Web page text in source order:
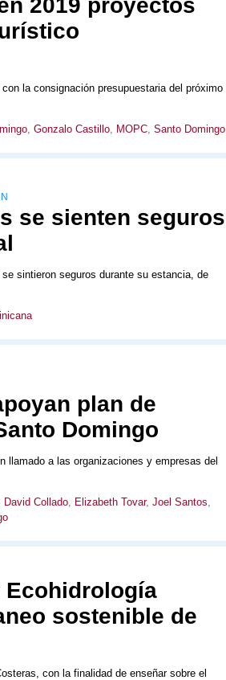
2019 proyectos
la consignación presupuestaria del próximo
, Gonzalo Castillo, MOPC, Santo Domingo
se sienten seguros
sintieron seguros durante su estancia, de
plan de
Domingo
llamado a las organizaciones y empresas del
David Collado, Elizabeth Tovar, Joel Santos,
Ecohidrología
sostenible de
con la finalidad de enseñar sobre el